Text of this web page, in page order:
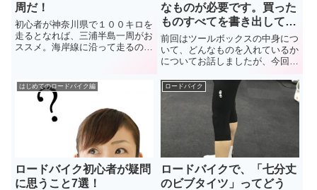
周だ！
初心者が神奈川県で１００キロを
走るとなれば、三浦半島一周がお
ススメ。海岸線に沿って走るので
イクルラックが設置されていてロ
ーディーには有名な城ケ崎の「し
ぶき亭」でマグロを食します。
なものが必要です。買った
ものすべてを書き出してみ
ました。（その２）
前回はツールボックスの中身につ
いて、どんなものを入れているか
についてお話しましたが、今回
ういうものが必要になるかをお話
したいと思います。あとロードバ
イク以外に必要になる金額を出し
はじめてのロードバイク編
ロードバイク初心者が疑問
に思うこと7選！
ロードバイク
ロードバイクで、「七分丈
のビブタイツ」ってどう